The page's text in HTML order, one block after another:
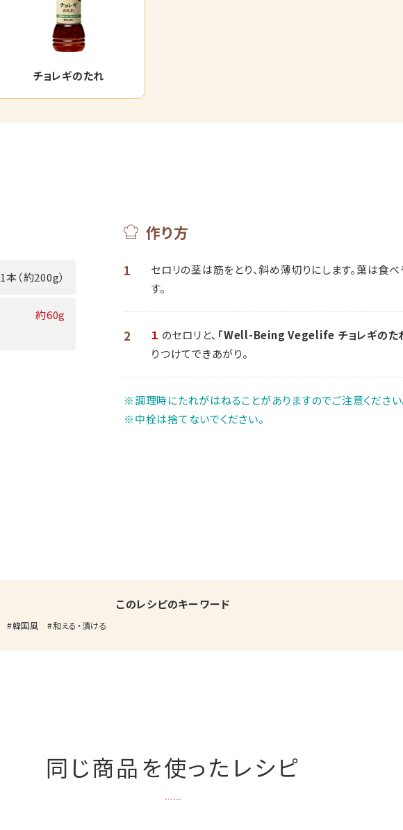
チョレギのたれ
1本（約200g）
約60g
作り方
1
セロリの茎は筋をとり、斜め薄切りにします。葉は食
す。
2 １ のセロリと、 「Well-Being Vegelife チョレギのた
りつけてできあがり。
※調理時にたれがはねることがありますのでご注意ください
※中栓は捨てないでください。
このレシピのキーワード
韓国風 和える・漬ける
同じ商品を使ったレシピ